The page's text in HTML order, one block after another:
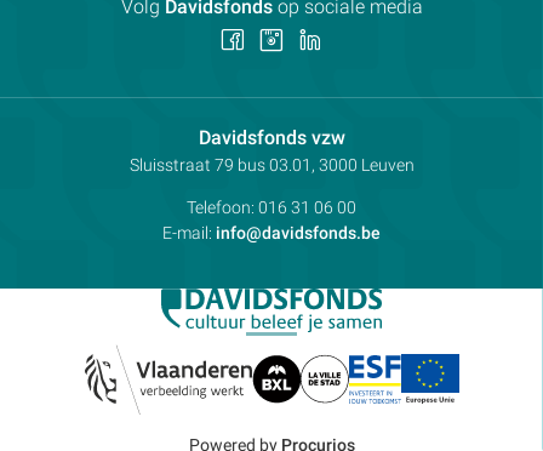
Davidsfonds vzwContactpersoon:
Adres:
Sluisstraat 79 bus 03.01, 3000 Leuven
Telefoon: 016 31 06 00
E-mail: info@davidsfonds.be
Volg Davidsfondsop sociale media
Volg Volg
Powered by Procurios